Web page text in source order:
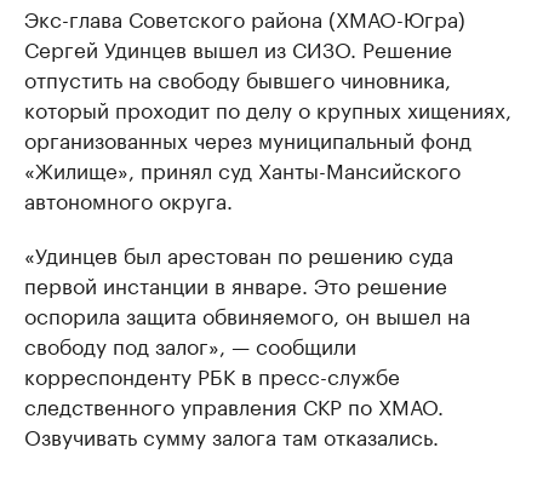
Экс-глава Советского района (ХМАО-Югра)
Сергей Удинцев вышел из СИЗО. Решение
отпустить на свободу бывшего чиновника,
который проходит по делу о крупных хищениях,
организованных через муниципальный фонд
«Жилище», принял суд Ханты-Мансийского
автономного округа.
«Удинцев был арестован по решению суда
первой инстанции в январе. Это решение
оспорила защита обвиняемого, он вышел на
свободу под залог», — сообщили
корреспонденту РБК в пресс-службе
следственного управления СКР по ХМАО.
Озвучивать сумму залога там отказались.